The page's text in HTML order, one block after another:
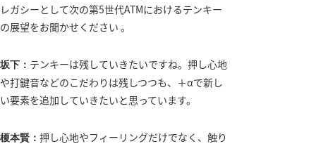
レガシーとして次の第5世代ATMにおけるテンキー
の展望をお聞かせください 。
坂下： テンキーは残していきたいですね。押し心地
や打鍵音などのこだわりは残しつつも、＋αで新し
い要素を追加していきたいと思っています。
榎本賢： 押し心地やフィーリングだけでなく、触り